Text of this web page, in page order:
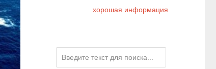
хорошая информация